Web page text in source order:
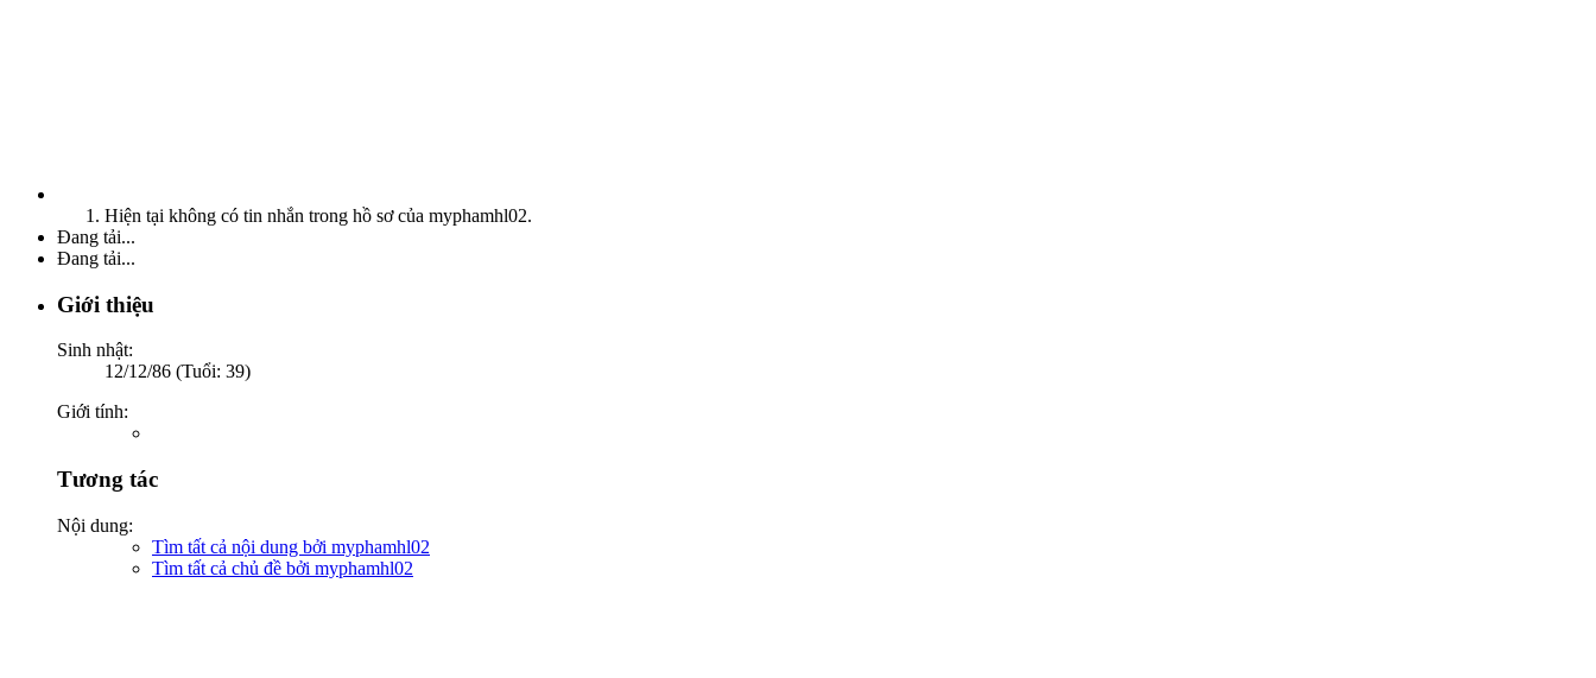
Hiện tại không có tin nhắn trong hồ sơ của myphamhl02.
Đang tải...
Đang tải...
Giới thiệu
Sinh nhật:
12/12/86 (Tuổi: 39)
Giới tính:
Tương tác
Nội dung:
Tìm tất cả nội dung bởi myphamhl02
Tìm tất cả chủ đề bởi myphamhl02